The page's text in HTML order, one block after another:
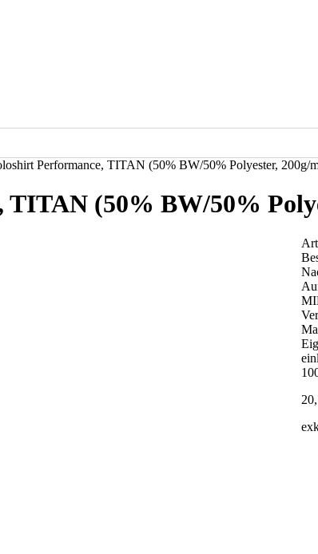
Performance, TITAN (50% BW/50% Polyester, 200g/
(50% BW/50%